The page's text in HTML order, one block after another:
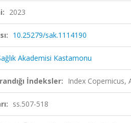
2023
10.25279/sak.1114190
Akademisi Kastamonu
İndeksler: Index Copernicus,
ss.507-518